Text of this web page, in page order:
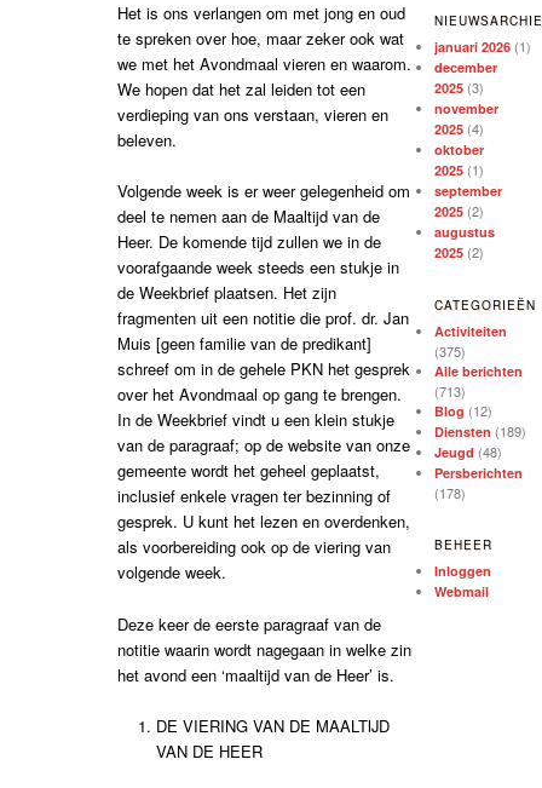
Het is ons verlangen om met jong en oud
te spreken over hoe, maar zeker ook wat
we met het Avondmaal vieren en waarom.
We hopen dat het zal leiden tot een
verdieping van ons verstaan, vieren en
beleven.
Volgende week is er weer gelegenheid om
deel te nemen aan de Maaltijd van de
Heer. De komende tijd zullen we in de
voorafgaande week steeds een stukje in
de Weekbrief plaatsen. Het zijn
fragmenten uit een notitie die prof. dr. Jan
Muis [geen familie van de predikant]
schreef om in de gehele PKN het gesprek
over het Avondmaal op gang te brengen.
In de Weekbrief vindt u een klein stukje
van de paragraaf; op de website van onze
gemeente wordt het geheel geplaatst,
inclusief enkele vragen ter bezinning of
gesprek. U kunt het lezen en overdenken,
als voorbereiding ook op de viering van
volgende week.
Deze keer de eerste paragraaf van de
notitie waarin wordt nagegaan in welke zin
het avond een ‘maaltijd van de Heer’ is.
DE VIERING VAN DE MAALTIJD
VAN DE HEER
januari 2026 (1)
december
2025 (3)
november
2025 (4)
oktober
2025 (1)
september
2025 (2)
augustus
2025 (2)
CATEGORIEËN
Activiteiten
(375)
Alle berichten
(713)
Blog (12)
Diensten (189)
Jeugd (48)
Persberichten
(178)
BEHEER
Inloggen
Webmail